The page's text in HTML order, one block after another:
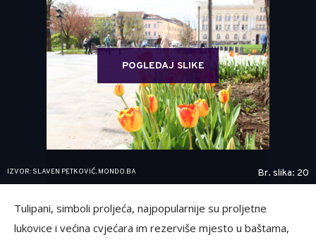
POGLEDAJ SLIKE
IZVOR: SLAVEN PETKOVIĆ, MONDO.BA Br. slika: 20
Tulipani, simboli proljeća, najpopularnije su proljetne
lukovice i većina cvjećara im rezerviše mjesto u baštama,